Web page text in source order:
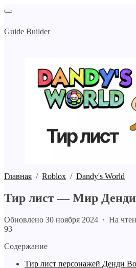
Guide Builder
Главная / Roblox / Dandy's World
Тир лист — Мир Денди
Обновлено 30 ноября 2024 · На
93
Содержание
Тир лист персонажей Денди